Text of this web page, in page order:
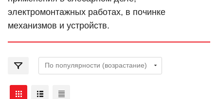
электромонтажных работах, в починке
механизмов и устройств.